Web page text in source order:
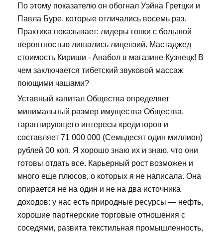
По этому показателю он обогнал Уэйна Гретцки и
Павла Буре, которые отличались восемь раз.
Практика показывает: лидеры гонки с большой
вероятностью лишались лицензий. Мастаджед
стоимость Кириши - Анабол в магазине Кузнецк! В
чем заключается тибетский звуковой массаж
поющими чашами?
Уставный капитал Общества определяет
минимальный размер имущества Общества,
гарантирующего интересы кредиторов и
составляет 71 000 000 (Семьдесят один миллион)
рублей 00 коп. Я хорошо знаю их и знаю, что они
готовы отдать все. Карьерный рост возможен и
много еще плюсов, о которых я не написала. Она
опирается не на один и не на два источника
доходов: у нас есть природные ресурсы — нефть,
хорошие партнерские торговые отношения с
соседями, развита текстильная промышленность,